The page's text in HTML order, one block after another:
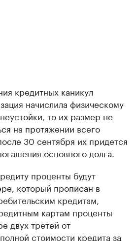
кредитных каникул
начислила физическому
то их размер не
на протяжении всего
30 сентября их придется
основного долга.
проценты будут
который прописан в
кредитам,
картам проценты
двух третей от
стоимости кредита за